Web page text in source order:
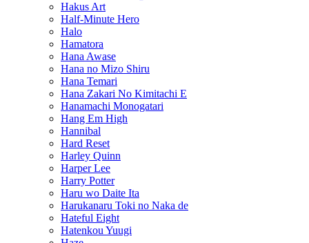
Hakus Art
Half-Minute Hero
Halo
Hamatora
Hana Awase
Hana no Mizo Shiru
Hana Temari
Hana Zakari No Kimitachi E
Hanamachi Monogatari
Hang Em High
Hannibal
Hard Reset
Harley Quinn
Harper Lee
Harry Potter
Haru wo Daite Ita
Harukanaru Toki no Naka de
Hateful Eight
Hatenkou Yuugi